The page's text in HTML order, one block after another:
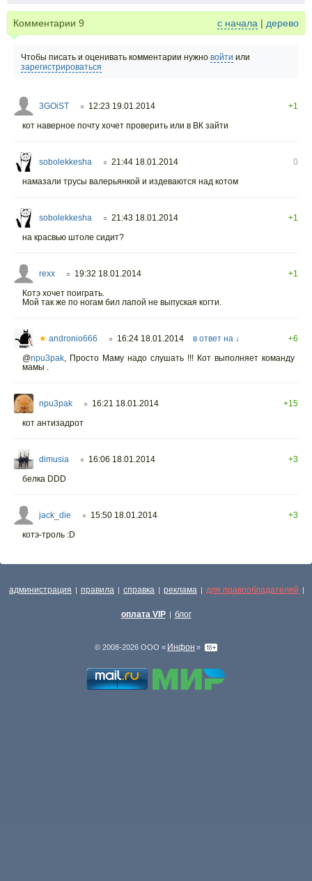
Комментарии 9 с начала | дерево
Чтобы писать и оценивать комментарии нужно войти или
зарегистрироваться
3GOiST ○ 12:23 19.01.2014
+1
кот наверное почту хочет проверить или в ВК зайти
sobolekkesha ○ 21:44 18.01.2014
0
намазали трусы валерьянкой и издеваются над котом
sobolekkesha ○ 21:43 18.01.2014
+1
на красвью штоле сидит?
rexx ○ 19:32 18.01.2014
+1
Котэ хочет поиграть.
Мой так же по ногам бил лапой не выпуская когти.
★ andronio666 ○ 16:24 18.01.2014 в ответ на ↓
+6
@npu3pak, Просто Маму надо слушать !!! Кот выполняет команду
мамы .
npu3pak ○ 16:21 18.01.2014
+15
кот антизадрот
dimusia ○ 16:06 18.01.2014
+3
белка DDD
jack_die ○ 15:50 18.01.2014
+3
котэ-троль :D
администрация | правила | справка | реклама | для правообладателей |
оплата VIP | блог
© 2008-2026 ООО « Инфон »